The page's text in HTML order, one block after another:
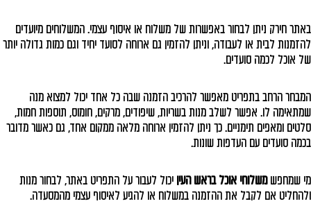
באתר חירק ניתן לבחור באפשרות של משלוח או איסוף עצמי. המשלוחים מיועדים
להזמנות לבית או לעבודה, וניתן להזמין גם ארוחה לסועד יחיד וגם כמות גדולה יותר
של אוכל לכמה סועדים.
המבחר הרחב בתפריט מאפשר להרכיב הזמנה שבה כל אחד יכול למצוא מנה
שמתאימה לו. אפשר לשלב מנות בשריות, שיפודים, מרקים, חומוס, תוספות חמות,
סלטים ומאפים תימניים. כך ניתן להזמין ארוחה מלאה ממקום אחד, גם כאשר מדובר
בכמה סועדים עם העדפות שונות.
מי שמחפשמשלוחי אוכל בראש העין יכול לעבור על התפריט באתר, לבחור מנות
ולהחליט אם לקבל את ההזמנה במשלוח או להגיע לאיסוף עצמי מהמסעדה.